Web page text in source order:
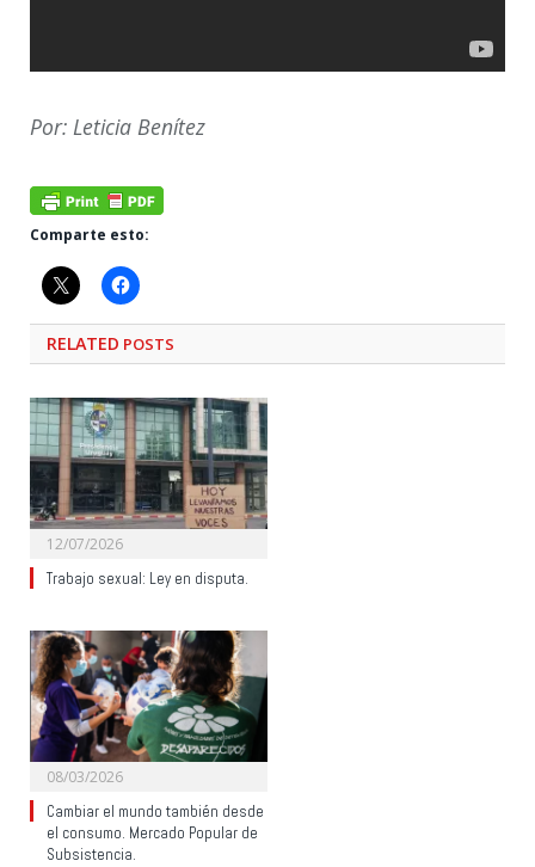
Por: Leticia Benítez
Comparte esto:
RELATED POSTS
12/07/2026
Trabajo sexual: Ley en disputa.
08/03/2026
Cambiar el mundo también desde
el consumo. Mercado Popular de
Subsistencia.